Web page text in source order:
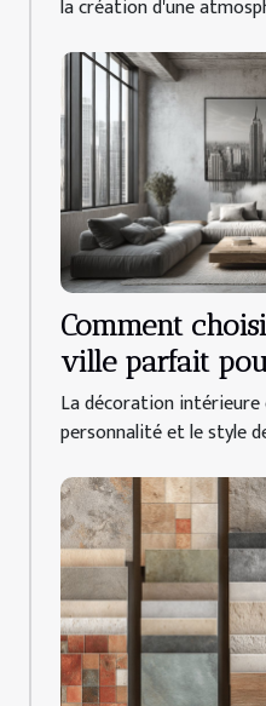
la création d'une
Comment
ville parfait
décoration
La décoration
personnalité et le style